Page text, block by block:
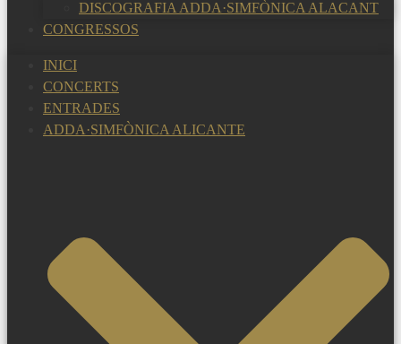
DISCOGRAFIA ADDA·SIMFÒNICA ALACANT
CONGRESSOS
INICI
CONCERTS
ENTRADES
ADDA·SIMFÒNICA ALICANTE